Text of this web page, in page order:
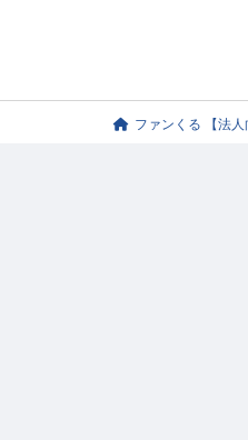
ファンくる 【法